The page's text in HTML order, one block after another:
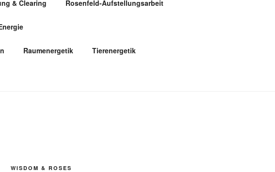
& Clearing Rosenfeld-Aufstellungsarbeit
Raumenergetik Tierenergetik
WISDOM & ROSES